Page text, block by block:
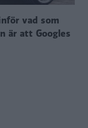
vad som
är att Googles